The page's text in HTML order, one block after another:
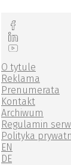
O tytule
Reklama
Prenumerata
Kontakt
Archiwum
Regulamin
Polityka
EN
DE